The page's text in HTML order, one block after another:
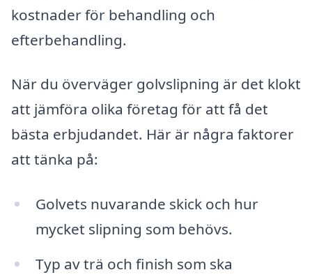
kostnader för behandling och
efterbehandling.
När du överväger golvslipning är det klokt
att jämföra olika företag för att få det
bästa erbjudandet. Här är några faktorer
att tänka på:
Golvets nuvarande skick och hur
mycket slipning som behövs.
Typ av trä och finish som ska